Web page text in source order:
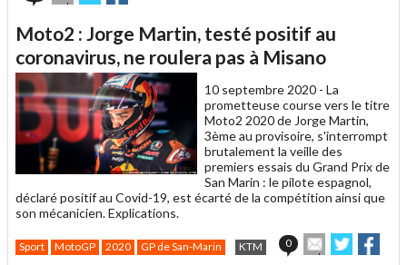
cet
à
un
ami
sur sur
Moto2 : Jorge Martin, testé positif au
coronavirus, ne roulera pas à Misano
10 septembre 2020 - La
prometteuse course vers le titre
Moto2 2020 de Jorge Martin,
3ème au provisoire, s'interrompt
brutalement la veille des
premiers essais du Grand Prix de
San Marin : le pilote espagnol,
déclaré positif au Covid-19, est écarté de la compétition ainsi que
son mécanicien. Explications.
Sport MotoGP 2020 GP de San-Marin KTM 0
Envoyer
cet
Partager
sur sur